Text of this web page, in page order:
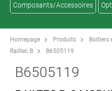
Composants/Accessoires
Homepage Produits Boitiers
Railtec B
B6505119
B6505119